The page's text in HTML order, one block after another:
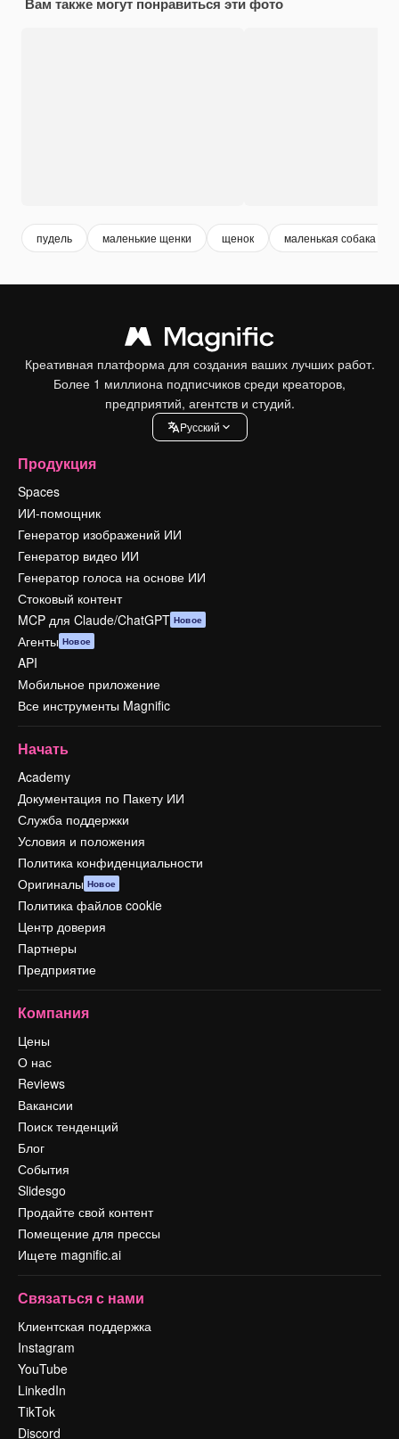
пудель маленькие щенки щенок маленькая собака
Креативная платформа для создания ваших лучших работ.
Более 1 миллиона подписчиков среди креаторов,
предприятий, агентств и студий.
Pусский
Продукция
Spaces
ИИ-помощник
Генератор изображений ИИ
Генератор видео ИИ
Генератор голоса на основе ИИ
Стоковый контент
MCP для Claude/ChatGPT Новое
Агенты Новое
API
Мобильное приложение
Все инструменты Magnific
Начать
Academy
Документация по Пакету ИИ
Служба поддержки
Условия и положения
Политика конфиденциальности
Оригиналы Новое
Политика файлов cookie
Центр доверия
Партнеры
Предприятие
Компания
Цены
О нас
Reviews
Вакансии
Поиск тенденций
Блог
События
Slidesgo
Продайте свой контент
Помещение для прессы
Ищете magnific.ai
Связаться с нами
Клиентская поддержка
Instagram
YouTube
LinkedIn
TikTok
Discord